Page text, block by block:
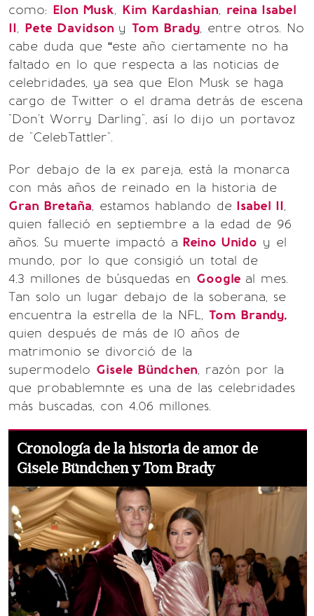
como: Elon Musk, Kim Kardashian, reina Isabel
II, Pete Davidson y Tom Brady, entre otros. No
cabe duda que “este año ciertamente no ha
faltado en lo que respecta a las noticias de
celebridades, ya sea que Elon Musk se haga
cargo de Twitter o el drama detrás de escena
"Don't Worry Darling", así lo dijo un portavoz
de "CelebTattler".
Por debajo de la ex pareja, está la monarca
con más años de reinado en la historia de
Gran Bretaña, estamos hablando de Isabel II,
quien falleció en septiembre a la edad de 96
años. Su muerte impactó a Reino Unido y el
mundo, por lo que consigió un total de
4.3 millones de búsquedas en Google al mes.
Tan solo un lugar debajo de la soberana, se
encuentra la estrella de la NFL, Tom Brandy,
quien después de más de 10 años de
matrimonio se divorció de la
supermodelo Gisele Bündchen, razón por la
que probablemnte es una de las celebridades
más buscadas, con 4.06 millones.
Cronología de la historia de amor de
Gisele Bündchen y Tom Brady